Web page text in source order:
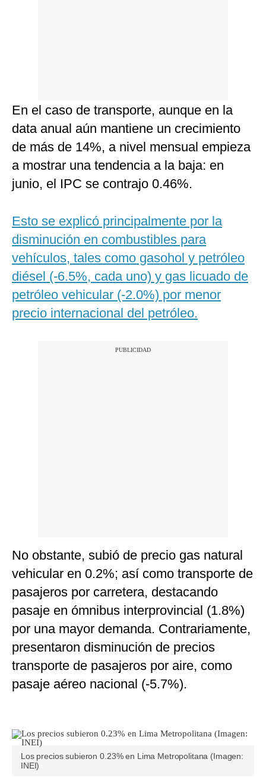
En el caso de transporte, aunque en la
data anual aún mantiene un crecimiento
de más de 14%, a nivel mensual empieza
a mostrar una tendencia a la baja: en
junio, el IPC se contrajo 0.46%.
Esto se explicó principalmente por la
disminución en combustibles para
vehículos, tales como gasohol y petróleo
diésel (-6.5%, cada uno) y gas licuado de
petróleo vehicular (-2.0%) por menor
precio internacional del petróleo.
No obstante, subió de precio gas natural
vehicular en 0.2%; así como transporte de
pasajeros por carretera, destacando
pasaje en ómnibus interprovincial (1.8%)
por una mayor demanda. Contrariamente,
presentaron disminución de precios
transporte de pasajeros por aire, como
pasaje aéreo nacional (-5.7%).
Los precios subieron 0.23% en Lima Metropolitana (Imagen:
INEI)